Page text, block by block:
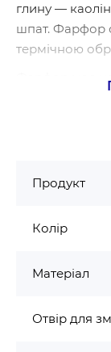
глину —
шпат. Фарфор
термічною
Фарфор має
Продукт
Колір
Матеріал
Отвір для